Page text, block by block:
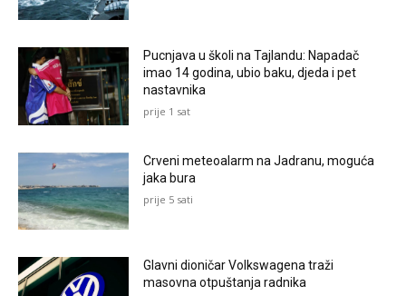
Pucnjava u školi na Tajlandu: Napadač
imao 14 godina, ubio baku, djeda i pet
nastavnika
prije 1 sat
Crveni meteoalarm na Jadranu, moguća
jaka bura
prije 5 sati
Glavni dioničar Volkswagena traži
masovna otpuštanja radnika